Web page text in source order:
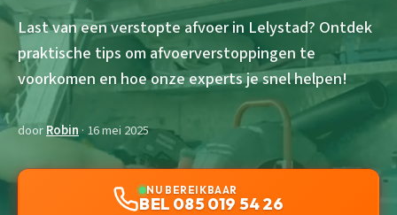
Last van een verstopte afvoer in Lelystad? Ontdek
praktische tips om afvoerverstoppingen te
voorkomen en hoe onze experts je snel helpen!
doorRobin· 16 mei 2025
NU BEREIKBAAR
BEL 085 019 54 26